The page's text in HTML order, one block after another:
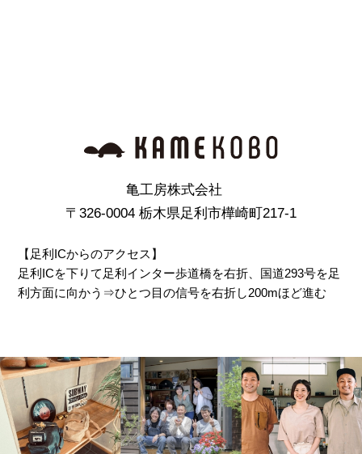
亀工房株式会社
〒326-0004 栃木県足利市樺崎町217-1
【足利ICからのアクセス】
足利ICを下りて足利インター歩道橋を右折、国道293号を足
利方面に向かう⇒ひとつ目の信号を右折し200mほど進む